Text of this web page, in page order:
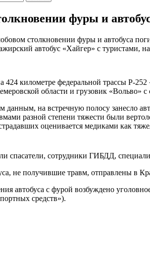
фуры и
столкновении фуры и автобуса
424 километре федеральной трассы Р-
области и грузовик «Вольво»
данным, на встречную полосу занесло
разной степени тяжести были
оценивается медиками как
спасатели, сотрудники ГИБДД,
не получившие травм, отправлены в
автобуса с фурой возбуждено
средств»).